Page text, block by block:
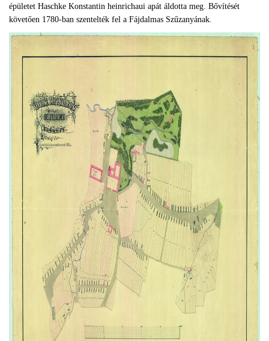
épületet Haschke Konstantin heinrichaui apát áldotta meg. Bővítését
követően 1780-ban szentelték fel a Fájdalmas Szűzanyának.